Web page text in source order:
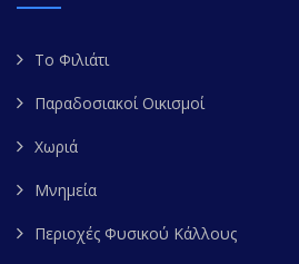
Το Φιλιάτι
Παραδοσιακοί Οικισμοί
Χωριά
Μνημεία
Περιοχές Φυσικού Κάλλους